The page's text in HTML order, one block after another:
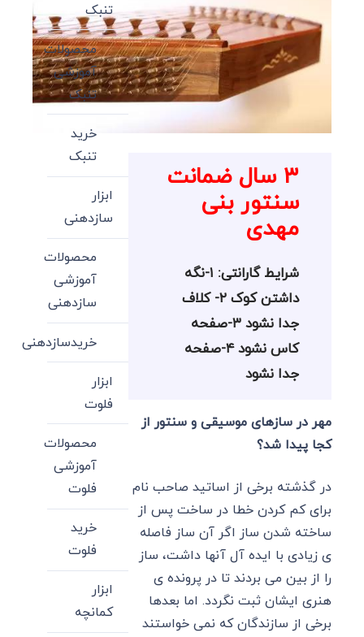
۳ سال ضمانت
سنتور بنی
مهدی
شرایط گارانتی: ۱-نگه
داشتن کوک ۲- کلاف
جدا نشود ۳-صفحه
کاس نشود ۴-صفحه
جدا نشود
مهر در سازهای موسیقی و سنتور از
کجا پیدا شد؟
در گذشته برخی از اساتید صاحب نام
برای کم کردن خطا در ساخت پس از
ساخته شدن ساز اگر آن ساز فاصله
ی زیادی با ایده آل آنها داشت، ساز
را از بین می بردند تا در پرونده ی
هنری ایشان ثبت نگردد. اما بعدها
برخی از سازندگان که نمی خواستند
تنبک
محصولات
آموزشی
تنبک
خرید
تنبک
ابزار
سازدهنی
محصولات
آموزشی
سازدهنی
خریدسازدهنی
ابزار
فلوت
محصولات
آموزشی
فلوت
خرید
فلوت
ابزار
کمانچه